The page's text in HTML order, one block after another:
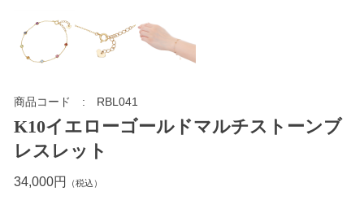
商品コード RBL041
K10イエローゴールドマルチストーンブ
レスレット
34,000円 （税込）